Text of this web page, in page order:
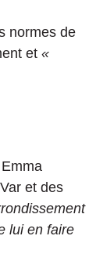
normes de
et «
et des
lui en faire